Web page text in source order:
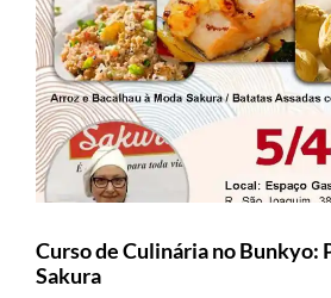
Curso de Culinária no Bunkyo:
Sakura